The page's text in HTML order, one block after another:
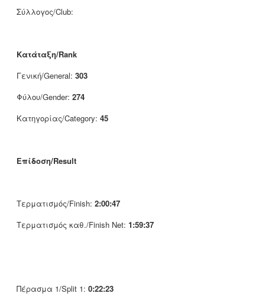
Σύλλογος/Club:
Κατάταξη/Rank
Γενική/General: 303
Φύλου/Gender: 274
Κατηγορίας/Category: 45
Επίδοση/Result
Τερματισμός/Finish: 2:00:47
Τερματισμός καθ./Finish Net: 1:59:37
Πέρασμα 1/Split 1: 0:22:23